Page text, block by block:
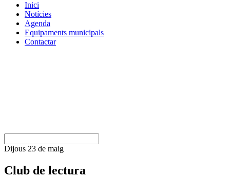
Inici
Notícies
Agenda
Equipaments municipals
Contactar
Dijous 23 de maig
Club de lectura